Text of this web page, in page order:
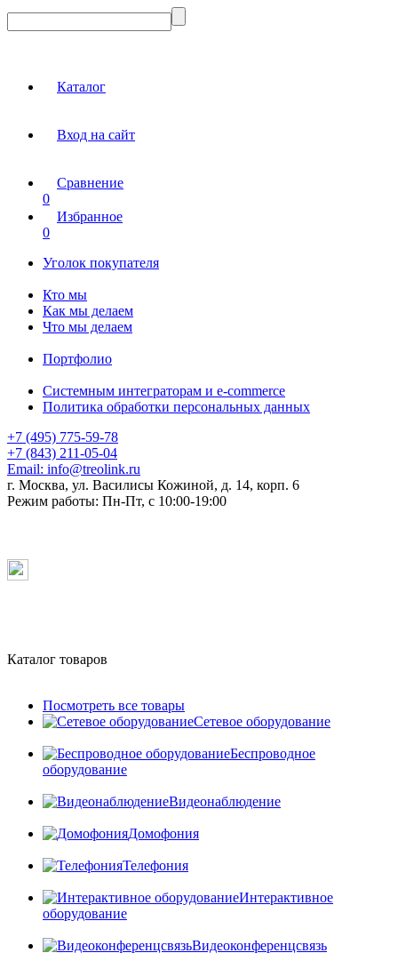
Каталог
Вход на сайт
Сравнение
0
Избранное
0
Уголок покупателя
Кто мы
Как мы делаем
Что мы делаем
Портфолио
Системным интеграторам и e-commerce
Политика обработки персональных данных
+7 (495) 775-59-78
+7 (843) 211-05-04
Email: info@treolink.ru
г. Москва, ул. Василисы Кожиной, д. 14, корп. 6
Режим работы: Пн-Пт, с 10:00-19:00
Каталог товаров
Посмотреть все товары
Сетевое оборудование
Беспроводное
оборудование
Видеонаблюдение
Домофония
Телефония
Интерактивное
оборудование
Видеоконференцсвязь